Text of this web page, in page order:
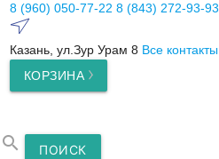
8 (960) 050-77-22 8 (843) 272-93-93
Казань, ул.Зур Урам 8 Все контакты
КОРЗИНА
search ПОИСК